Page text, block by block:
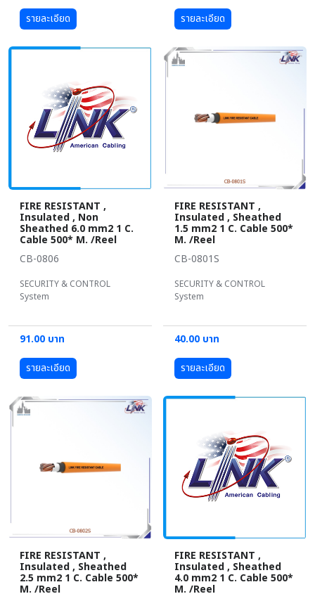
รายละเอียด
รายละเอียด
FIRE RESISTANT ,
Insulated , Non
Sheathed 6.0 mm2 1 C.
Cable 500* M. /Reel
CB-0806
SECURITY & CONTROL
System
91.00 บาท
รายละเอียด
FIRE RESISTANT ,
Insulated , Sheathed
1.5 mm2 1 C. Cable 500*
M. /Reel
CB-0801S
SECURITY & CONTROL
System
40.00 บาท
รายละเอียด
FIRE RESISTANT ,
Insulated , Sheathed
2.5 mm2 1 C. Cable 500*
M. /Reel
FIRE RESISTANT ,
Insulated , Sheathed
4.0 mm2 1 C. Cable 500*
M. /Reel